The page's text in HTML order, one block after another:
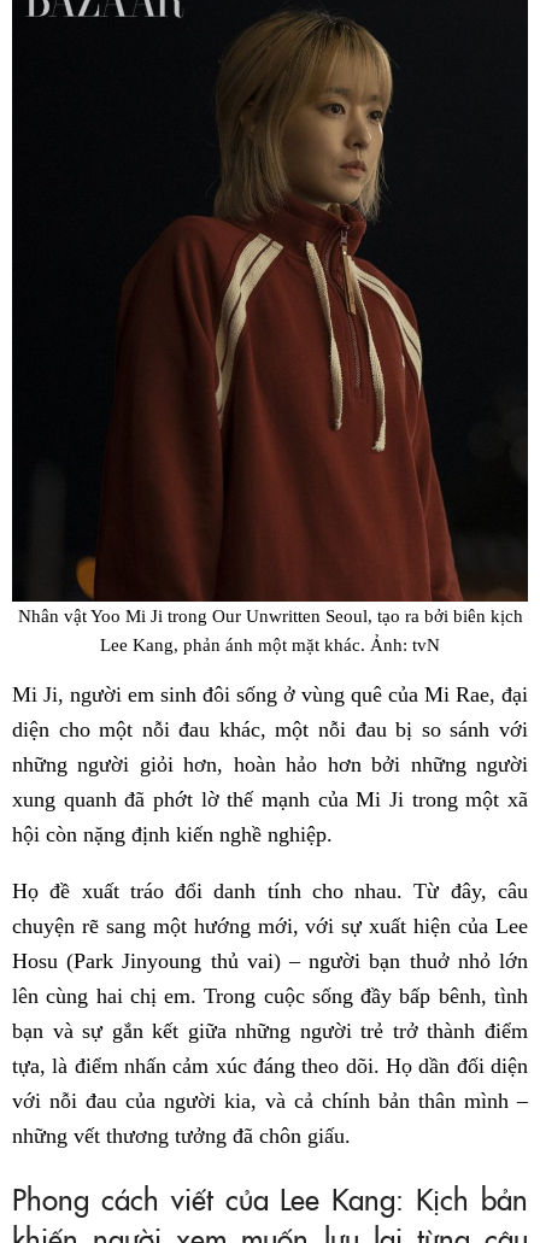
Nhân vật Yoo Mi Ji trong Our Unwritten Seoul, tạo ra bởi biên kịch
Lee Kang, phản ánh một mặt khác. Ảnh: tvN
Mi Ji, người em sinh đôi sống ở vùng quê của Mi Rae, đại
diện cho một nỗi đau khác, một nỗi đau bị so sánh với
những người giỏi hơn, hoàn hảo hơn bởi những người
xung quanh đã phớt lờ thế mạnh của Mi Ji trong một xã
hội còn nặng định kiến nghề nghiệp.
Họ đề xuất tráo đổi danh tính cho nhau. Từ đây, câu
chuyện rẽ sang một hướng mới, với sự xuất hiện của Lee
Hosu (Park Jinyoung thủ vai) – người bạn thuở nhỏ lớn
lên cùng hai chị em. Trong cuộc sống đầy bấp bênh, tình
bạn và sự gắn kết giữa những người trẻ trở thành điểm
tựa, là điểm nhấn cảm xúc đáng theo dõi. Họ dần đối diện
với nỗi đau của người kia, và cả chính bản thân mình –
những vết thương tưởng đã chôn giấu.
Phong cách viết của Lee Kang: Kịch bản